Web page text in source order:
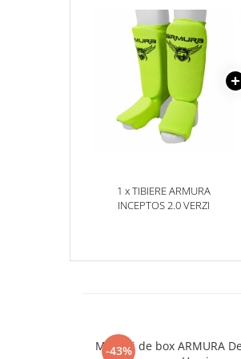
1 x TIBIERE ARMURA
INCEPTOS 2.0 VERZI
-43%
Manusi de box ARMURA Decurion 5.0